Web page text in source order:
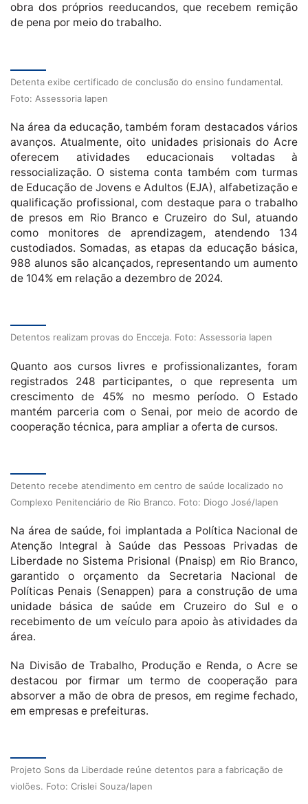
obra dos próprios reeducandos, que recebem remição
de pena por meio do trabalho.
Detenta exibe certificado de conclusão do ensino fundamental.
Foto: Assessoria Iapen
Na área da educação, também foram destacados vários
avanços. Atualmente, oito unidades prisionais do Acre
oferecem atividades educacionais voltadas à
ressocialização. O sistema conta também com turmas
de Educação de Jovens e Adultos (EJA), alfabetização e
qualificação profissional, com destaque para o trabalho
de presos em Rio Branco e Cruzeiro do Sul, atuando
como monitores de aprendizagem, atendendo 134
custodiados. Somadas, as etapas da educação básica,
988 alunos são alcançados, representando um aumento
de 104% em relação a dezembro de 2024.
Detentos realizam provas do Encceja. Foto: Assessoria Iapen
Quanto aos cursos livres e profissionalizantes, foram
registrados 248 participantes, o que representa um
crescimento de 45% no mesmo período. O Estado
mantém parceria com o Senai, por meio de acordo de
cooperação técnica, para ampliar a oferta de cursos.
Detento recebe atendimento em centro de saúde localizado no
Complexo Penitenciário de Rio Branco. Foto: Diogo José/Iapen
Na área de saúde, foi implantada a Política Nacional de
Atenção Integral à Saúde das Pessoas Privadas de
Liberdade no Sistema Prisional (Pnaisp) em Rio Branco,
garantido o orçamento da Secretaria Nacional de
Políticas Penais (Senappen) para a construção de uma
unidade básica de saúde em Cruzeiro do Sul e o
recebimento de um veículo para apoio às atividades da
área.
Na Divisão de Trabalho, Produção e Renda, o Acre se
destacou por firmar um termo de cooperação para
absorver a mão de obra de presos, em regime fechado,
em empresas e prefeituras.
Projeto Sons da Liberdade reúne detentos para a fabricação de
violões. Foto: Crislei Souza/Iapen